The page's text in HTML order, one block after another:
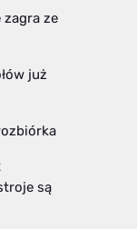
zagra ze
już
są